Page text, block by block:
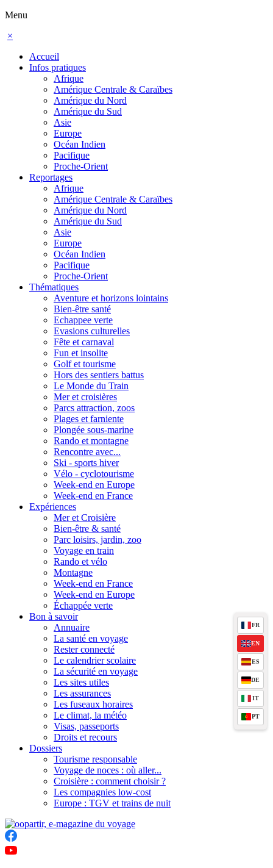
Menu
×
Accueil
Infos pratiques
Afrique
Amérique Centrale & Caraïbes
Amérique du Nord
Amérique du Sud
Asie
Europe
Océan Indien
Pacifique
Proche-Orient
Reportages
Afrique
Amérique Centrale & Caraïbes
Amérique du Nord
Amérique du Sud
Asie
Europe
Océan Indien
Pacifique
Proche-Orient
Thématiques
Aventure et horizons lointains
Bien-être santé
Echappee verte
Evasions culturelles
Fête et carnaval
Fun et insolite
Golf et tourisme
Hors des sentiers battus
Le Monde du Train
Mer et croisières
Parcs attraction, zoos
Plages et farniente
Plongée sous-marine
Rando et montagne
Rencontre avec...
Ski - sports hiver
Vélo - cyclotourisme
Week-end en Europe
Week-end en France
Expériences
Mer et Croisière
Bien-être & santé
Parc loisirs, jardin, zoo
Voyage en train
Rando et vélo
Montagne
Week-end en France
Week-end en Europe
Échappée verte
Bon à savoir
Annuaire
La santé en voyage
Rester connecté
Le calendrier scolaire
La sécurité en voyage
Les sites utiles
Les assurances
Les fuseaux horaires
Le climat, la météo
Visas, passeports
Droits et recours
Dossiers
Tourisme responsable
Voyage de noces : où aller...
Croisière : comment choisir ?
Les compagnies low-cost
Europe : TGV et trains de nuit
FR
EN
ES
DE
IT
PT